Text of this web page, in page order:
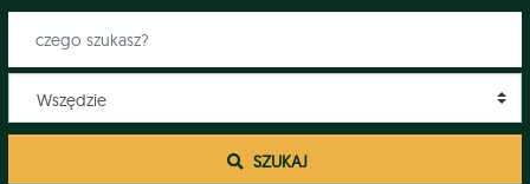
SZUKAJ